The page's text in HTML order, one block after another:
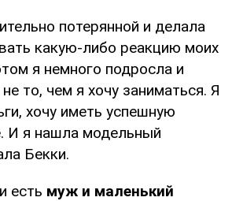
потерянной и делала
какую-либо реакцию моих
я немного подросла и
то, чем я хочу заниматься. Я
хочу иметь успешную
И я нашла модельный
Бекки.
есть муж и маленький